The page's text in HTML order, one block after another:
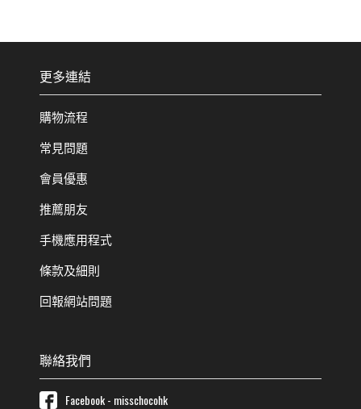
更多連結
購物流程
常見問題
會員優惠
推薦朋友
手機應用程式
條款及細則
回報網站問題
聯絡我們
Facebook - misschocohk